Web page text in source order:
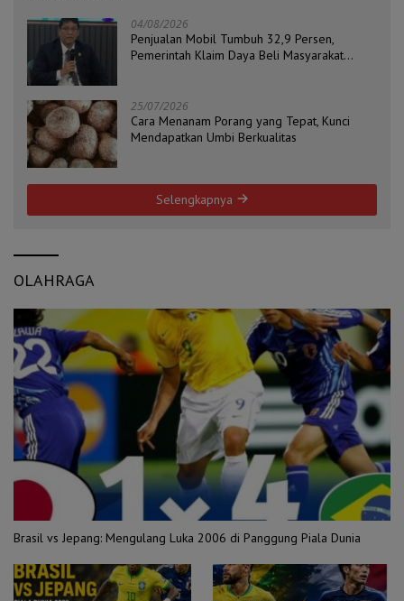
04/08/2026
Penjualan Mobil Tumbuh 32,9 Persen,
Pemerintah Klaim Daya Beli Masyarakat
25/07/2026
Cara Menanam Porang yang Tepat, Kunci
Mendapatkan Umbi Berkualitas
Selengkapnya
OLAHRAGA
Brasil vs Jepang: Mengulang Luka 2006 di Panggung Piala Dunia